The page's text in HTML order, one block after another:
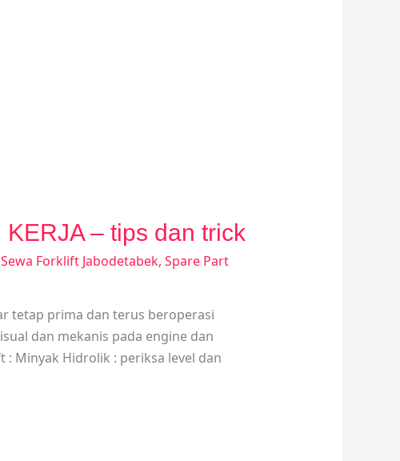
– tips dan trick
Sewa Forklift Jabodetabek, Spare Part
tetap prima dan terus beroperasi
dan mekanis pada engine dan
Minyak Hidrolik : periksa level dan